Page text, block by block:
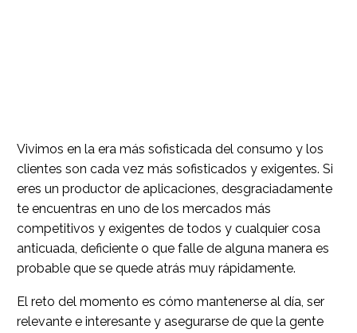
Vivimos en la era más sofisticada del consumo y los
clientes son cada vez más sofisticados y exigentes. Si
eres un productor de aplicaciones, desgraciadamente
te encuentras en uno de los mercados más
competitivos y exigentes de todos y cualquier cosa
anticuada, deficiente o que falle de alguna manera es
probable que se quede atrás muy rápidamente.
El reto del momento es cómo mantenerse al día, ser
relevante e interesante y asegurarse de que la gente